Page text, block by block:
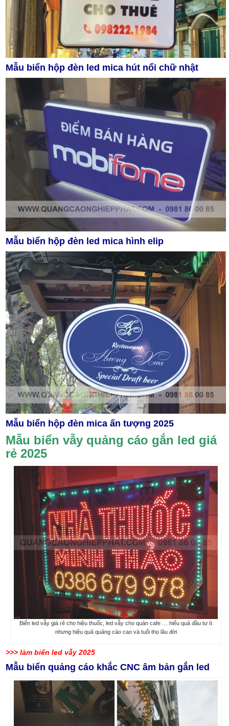
Mẫu biển hộp đèn led mica hút nổi chữ nhật
Mẫu biển hộp đèn led mica hình elip
Mẫu biển hộp đèn mica ấn tượng 2025
Mẫu biển vẫy quảng cáo gắn led giá
rẻ 2025
Biển led vẫy giá rẻ cho hiệu thuốc, led vẫy cho quán cafe … hiểu quả đầu tư ít
nhưng hiệu quả quảng cáo cao và tuổi thọ lâu đời
>>> làm biển led vẫy 2025
Mẫu biển quảng cáo khắc CNC âm bản gắn led